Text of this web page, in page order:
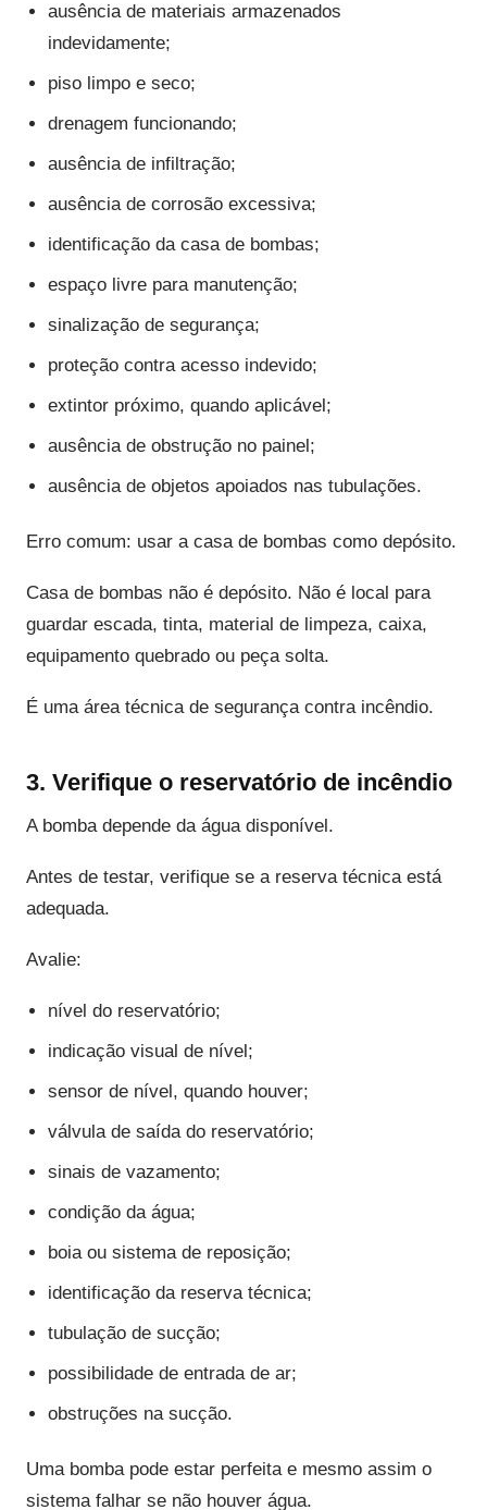
ausência de materiais armazenados
indevidamente;
piso limpo e seco;
drenagem funcionando;
ausência de infiltração;
ausência de corrosão excessiva;
identificação da casa de bombas;
espaço livre para manutenção;
sinalização de segurança;
proteção contra acesso indevido;
extintor próximo, quando aplicável;
ausência de obstrução no painel;
ausência de objetos apoiados nas tubulações.
Erro comum: usar a casa de bombas como depósito.
Casa de bombas não é depósito. Não é local para
guardar escada, tinta, material de limpeza, caixa,
equipamento quebrado ou peça solta.
É uma área técnica de segurança contra incêndio.
3. Verifique o reservatório de incêndio
A bomba depende da água disponível.
Antes de testar, verifique se a reserva técnica está
adequada.
Avalie:
nível do reservatório;
indicação visual de nível;
sensor de nível, quando houver;
válvula de saída do reservatório;
sinais de vazamento;
condição da água;
boia ou sistema de reposição;
identificação da reserva técnica;
tubulação de sucção;
possibilidade de entrada de ar;
obstruções na sucção.
Uma bomba pode estar perfeita e mesmo assim o
sistema falhar se não houver água.